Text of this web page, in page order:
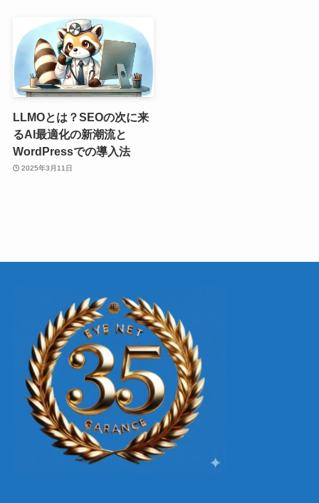
LLMOとは？SEOの次に来
るAI最適化の新潮流と
WordPressでの導入法
2025年3月11日